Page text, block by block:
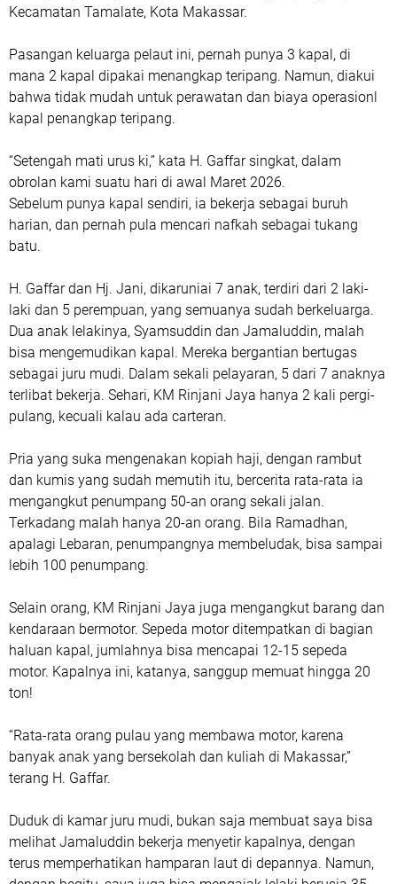
Kecamatan Tamalate, Kota Makassar.
Pasangan keluarga pelaut ini, pernah punya 3 kapal, di
mana 2 kapal dipakai menangkap teripang. Namun, diakui
bahwa tidak mudah untuk perawatan dan biaya operasionl
kapal penangkap teripang.
“Setengah mati urus ki,” kata H. Gaffar singkat, dalam
obrolan kami suatu hari di awal Maret 2026.
Sebelum punya kapal sendiri, ia bekerja sebagai buruh
harian, dan pernah pula mencari nafkah sebagai tukang
batu.
H. Gaffar dan Hj. Jani, dikaruniai 7 anak, terdiri dari 2 laki-
laki dan 5 perempuan, yang semuanya sudah berkeluarga.
Dua anak lelakinya, Syamsuddin dan Jamaluddin, malah
bisa mengemudikan kapal. Mereka bergantian bertugas
sebagai juru mudi. Dalam sekali pelayaran, 5 dari 7 anaknya
terlibat bekerja. Sehari, KM Rinjani Jaya hanya 2 kali pergi-
pulang, kecuali kalau ada carteran.
Pria yang suka mengenakan kopiah haji, dengan rambut
dan kumis yang sudah memutih itu, bercerita rata-rata ia
mengangkut penumpang 50-an orang sekali jalan.
Terkadang malah hanya 20-an orang. Bila Ramadhan,
apalagi Lebaran, penumpangnya membeludak, bisa sampai
lebih 100 penumpang.
Selain orang, KM Rinjani Jaya juga mengangkut barang dan
kendaraan bermotor. Sepeda motor ditempatkan di bagian
haluan kapal, jumlahnya bisa mencapai 12-15 sepeda
motor. Kapalnya ini, katanya, sanggup memuat hingga 20
ton!
“Rata-rata orang pulau yang membawa motor, karena
banyak anak yang bersekolah dan kuliah di Makassar,”
terang H. Gaffar.
Duduk di kamar juru mudi, bukan saja membuat saya bisa
melihat Jamaluddin bekerja menyetir kapalnya, dengan
terus memperhatikan hamparan laut di depannya. Namun,